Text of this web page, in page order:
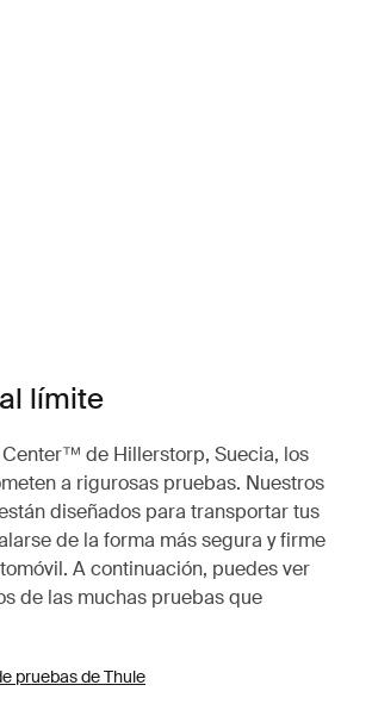
límite
Center™ de Hillerstorp, Suecia, los
a rigurosas pruebas. Nuestros
diseñados para transportar tus
de la forma más segura y firme
A continuación, puedes ver
de las muchas pruebas que
pruebas de Thule